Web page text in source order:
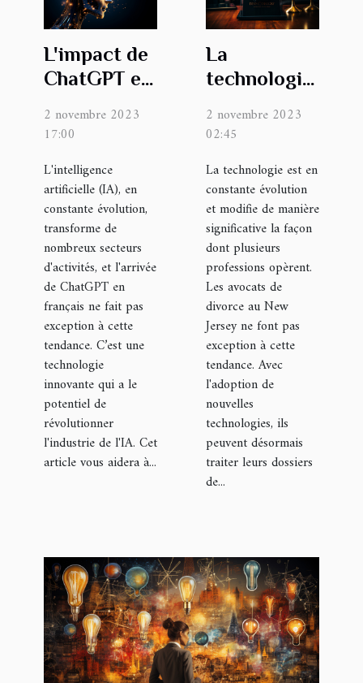
L'impact de
ChatGPT en
l'industrie
2 novembre 2023
17:00
L'intelligence
artificielle (IA), en
constante évolution,
transforme de
nombreux secteurs
d'activités, et l'arrivée
de ChatGPT en
français ne fait pas
exception à cette
tendance. C’est une
technologie
innovante qui a le
potentiel de
révolutionner
l'industrie de l'IA. Cet
article vous aidera à...
La
technologie
manière
avocats de
divorce au
New Jersey
travaillent
2 novembre 2023
02:45
La technologie est en
constante évolution
et modifie de manière
significative la façon
dont plusieurs
professions opèrent.
Les avocats de
divorce au New
Jersey ne font pas
exception à cette
tendance. Avec
l'adoption de
nouvelles
technologies, ils
peuvent désormais
traiter leurs dossiers
de...